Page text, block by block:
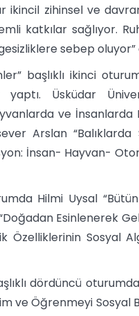
ikincil zihinsel ve
katkılar sağlıyor.
sebep oluyor”
başlıklı ikinci
Üsküdar
ve
Arslan
İnsan- Hayvan-
Hilmi Uysal
Esinlenerek
Özelliklerinin Sosyal
dördüncü
ve Öğrenmeyi